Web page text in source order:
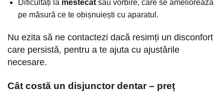
Dificultăți la mestecatsau vorbire, care se ameliorează
pe măsură ce te obișnuiești cu aparatul.
Nu ezita să ne contactezi dacă resimți un disconfort
care persistă, pentru a te ajuta cu ajustările
necesare.
Cât costă un disjunctor dentar – preț